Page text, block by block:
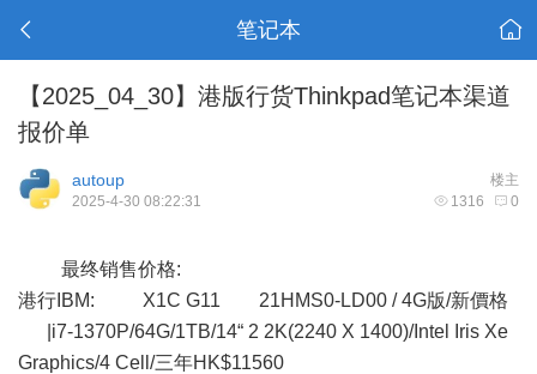
笔记本
【2025_04_30】港版行货Thinkpad笔记本渠道
报价单
楼主
autoup
1316 0
2025-4-30 08:22:31
最终销售价格:
港行IBM: X1C G11 21HMS0-LD00 / 4G版/新價格
|i7-1370P/64G/1TB/14“ 2 2K(2240 X 1400)/Intel Iris Xe
Graphics/4 Cell/三年HK$11560